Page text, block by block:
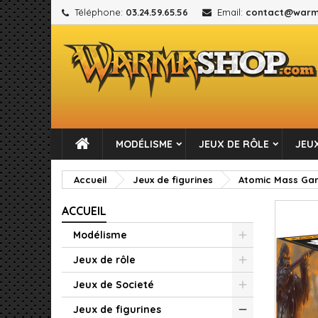
Téléphone: 03.24.59.65.56 Email:
MODÉLISME JEUX DE RÔLE
Accueil Jeux de figurines Atomic Mass
ACCUEIL
Modélisme
Jeux de rôle
Jeux de Societé
Jeux de figurines
add_circle_outline